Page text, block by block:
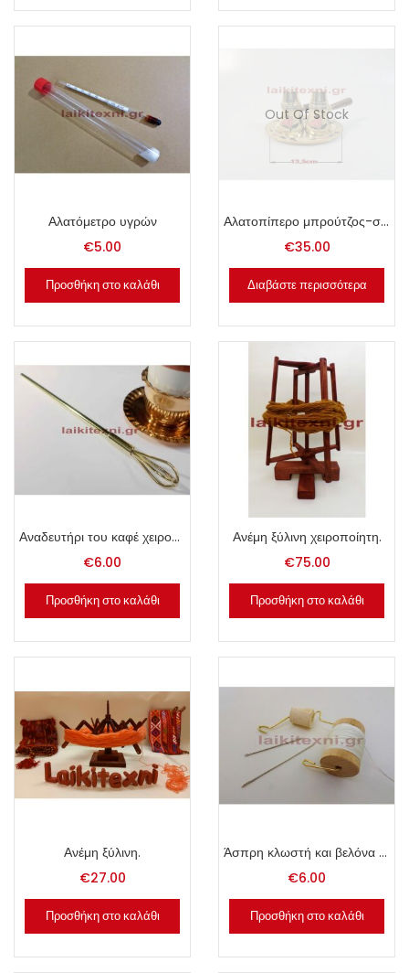
Αλατόμετρο υγρών
€5.00
Προσθήκη στο καλάθι
Out Of Stock
Αλατοπίπερο μπρούτζος-σμάλτο.
€35.00
Διαβάστε περισσότερα
Αναδευτήρι του καφέ χειροποίητο
€6.00
Προσθήκη στο καλάθι
Ανέμη ξύλινη χειροποίητη.
€75.00
Προσθήκη στο καλάθι
Ανέμη ξύλινη.
€27.00
Προσθήκη στο καλάθι
Άσπρη κλωστή και βελόνα για δέρμα.
€6.00
Προσθήκη στο καλάθι